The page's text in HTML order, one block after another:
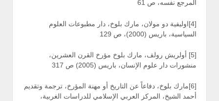
المرجع نفسه، ص 61
[4]اوليفية دو مولان، مارك بلوخ، دار مطبوعات العلوم
السياسية، باريس (2000)، ص 129
[5] أولريش رولف، مارك بلوخ مؤرخ القرن العشرين،
منشورات دار علوم الإنسان، باريس (2005) ص 317
[6]مارك بلوخ، دفاعاً عن التاريخ أو مهنة المؤرخ، ترجمة وتقديم
أحمد الشيخ، المركز العربي الإسلامي للدراسات الغربية،